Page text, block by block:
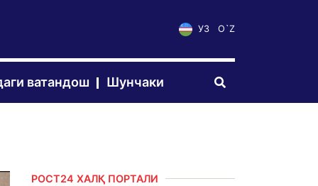
УЗ O`Z
ватандош Шунчаки
РОСТ24 ХАЛҚ ПОРТАЛИ